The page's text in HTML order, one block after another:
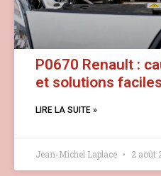
P0670 Renault :
et solutions faciles
LIRE LA SUITE »
Jean-Michel Laplace 2 août